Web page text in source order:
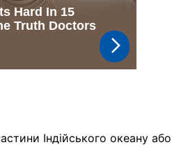
Індійського океану або